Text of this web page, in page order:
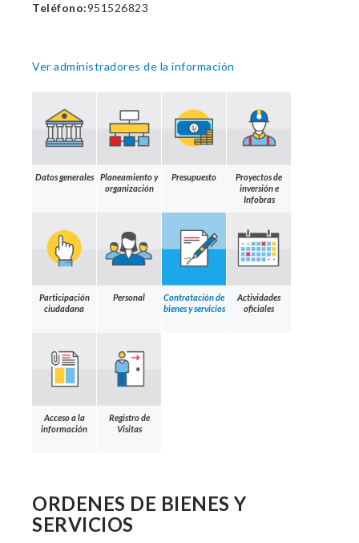
Teléfono:951526823
Ver administradores de la información
Datos generales
Planeamiento y
organización
Presupuesto
Proyectos de
inversión e
Infobras
Participación
ciudadana
Personal
Contratación de
bienes y servicios
Actividades
oficiales
Acceso a la
información
Registro de
Visitas
ORDENES DE BIENES Y
SERVICIOS